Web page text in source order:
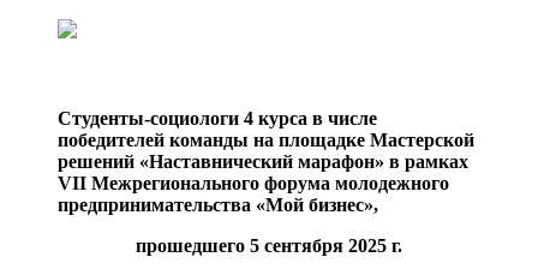
Студенты-социологи 4 курса в числе
победителей команды на площадке Мастерской
решений «Наставнический марафон» в рамках
VII Межрегионального форума молодежного
предпринимательства «Мой бизнес»,
прошедшего 5 сентября 2025 г.